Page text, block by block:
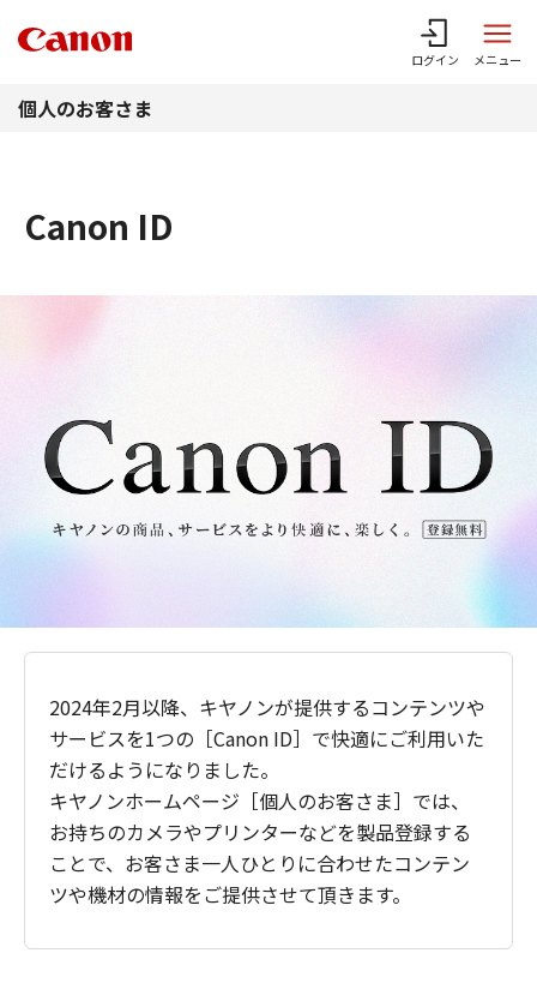
ログイン メニュー
個人のお客さま
Canon ID
2024年2月以降、キヤノンが提供するコンテンツや
サービスを1つの［Canon ID］で快適にご利用いた
だけるようになりました。
キヤノンホームページ［個人のお客さま］では、
お持ちのカメラやプリンターなどを製品登録する
ことで、お客さま一人ひとりに合わせたコンテン
ツや機材の情報をご提供させて頂きます。